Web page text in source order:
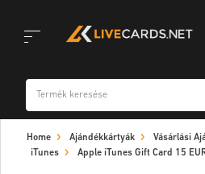
navigation
Home Ajándékkártyák Vásárlási
iTunes
Apple iTunes Gift Card 15